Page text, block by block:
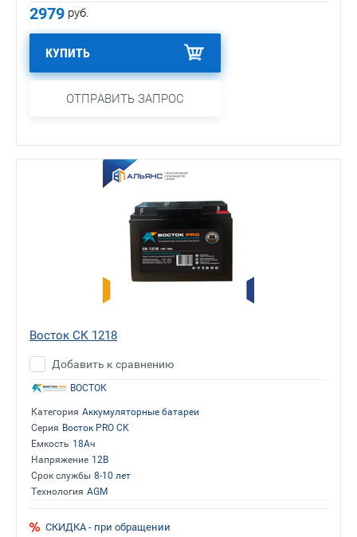
2979 руб.
КУПИТЬ
ОТПРАВИТЬ ЗАПРОС
Восток СК 1218
Добавить к сравнению
ВОСТОК
Категория Аккумуляторные батареи
Серия Восток PRO СК
Емкость 18Ач
Напряжение 12В
Срок службы 8-10 лет
Технология AGM
СКИДКА - при обращении